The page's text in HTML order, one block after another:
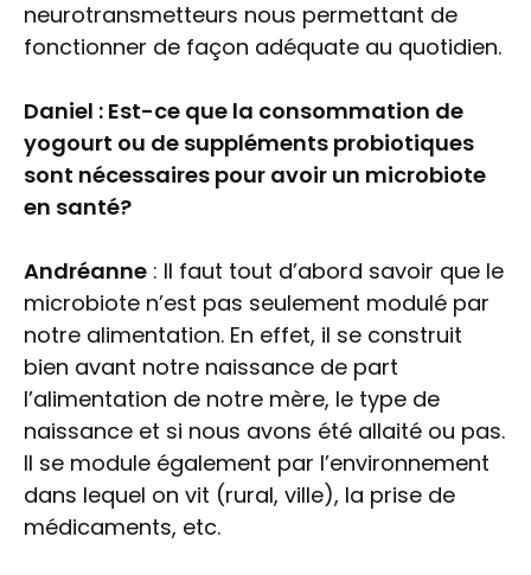
neurotransmetteurs nous permettant de
fonctionner de façon adéquate au quotidien.
Daniel : Est-ce que la consommation de
yogourt ou de suppléments probiotiques
sont nécessaires pour avoir un microbiote
en santé?
Andréanne : Il faut tout d’abord savoir que le
microbiote n’est pas seulement modulé par
notre alimentation. En effet, il se construit
bien avant notre naissance de part
l’alimentation de notre mère, le type de
naissance et si nous avons été allaité ou pas.
Il se module également par l’environnement
dans lequel on vit (rural, ville), la prise de
médicaments, etc.